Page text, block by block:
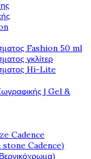
Fashion 50 ml
γκλίτερ
Hi-Lite
| Gel &
Cadence
stone Cadence)